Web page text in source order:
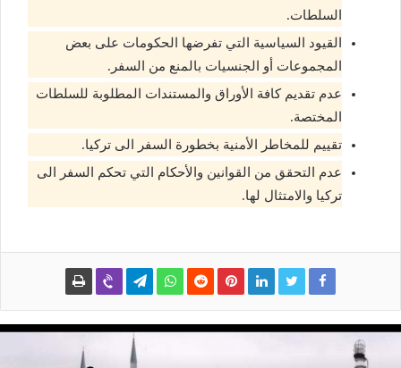
السلطات.
القيود السياسية التي تفرضها الحكومات على بعض
المجموعات أو الجنسيات بالمنع من السفر.
عدم تقديم كافة الأوراق والمستندات المطلوبة للسلطات
المختصة.
تقييم للمخاطر الأمنية بخطورة السفر الى تركيا.
عدم التحقق من القوانين والأحكام التي تحكم السفر الى
تركيا والامتثال لها.